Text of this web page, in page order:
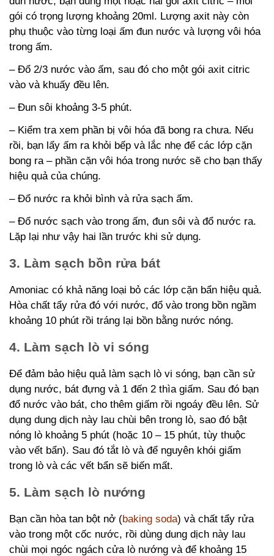
gói có trọng lượng khoảng 20ml. Lượng axit này còn
phụ thuộc vào từng loại ấm đun nước và lượng vôi hóa
trong ấm.
– Đổ 2/3 nước vào ấm, sau đó cho một gói axit citric
vào và khuấy đều lên.
– Đun sôi khoảng 3-5 phút.
– Kiểm tra xem phần bị vôi hóa đã bong ra chưa. Nếu
rồi, bạn lấy ấm ra khỏi bếp và lắc nhẹ để các lớp cặn
bong ra – phần cặn vôi hóa trong nước sẽ cho bạn thấy
hiệu quả của chúng.
– Đổ nước ra khỏi bình và rửa sạch ấm.
– Đổ nước sạch vào trong ấm, đun sôi và đổ nước ra.
Lặp lại như vậy hai lần trước khi sử dụng.
3. Làm sạch bồn rửa bát
Amoniac có khả năng loại bỏ các lớp cặn bẩn hiệu quả.
Hòa chất tẩy rửa đó với nước, đổ vào trong bồn ngầm
khoảng 10 phút rồi tráng lại bồn bằng nước nóng.
4. Làm sạch lò vi sóng
Để đảm bảo hiệu quả làm sạch lò vi sóng, bạn cần sử
dụng nước, bát đựng và 1 đến 2 thìa giấm. Sau đó bạn
đổ nước vào bát, cho thêm giấm rồi ngoáy đều lên. Sử
dụng dung dịch này lau chùi bên trong lò, sao đó bật
nóng lò khoảng 5 phút (hoặc 10 – 15 phút, tùy thuộc
vào vết bẩn). Sau đó tắt lò và để nguyên khói giấm
trong lò và các vết bẩn sẽ biến mất.
5. Làm sạch lò nướng
Bạn cần hòa tan bột nở (baking soda) và chất tẩy rửa
vào trong một cốc nước, rồi dùng dung dịch này lau
chùi mọi ngóc ngách cửa lò nướng và để khoảng 15